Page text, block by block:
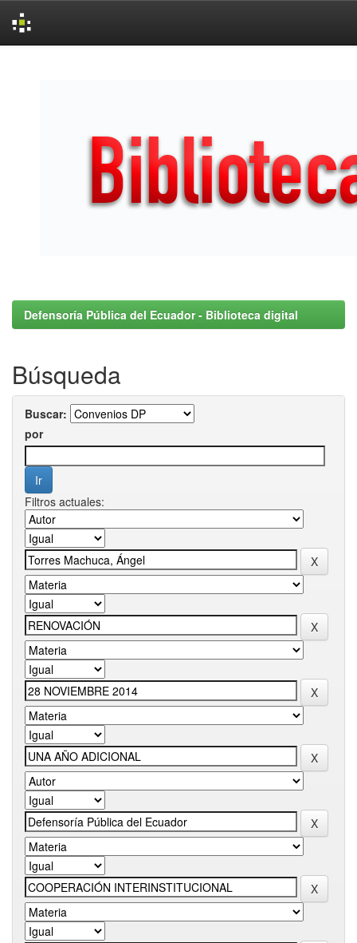
Defensoría Pública del Ecuador - Biblioteca digital
Búsqueda
Buscar:
por
Filtros actuales: